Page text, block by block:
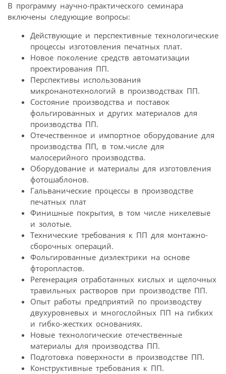
В программу научно-практического семинара
включены следующие вопросы:
Действующие и перспективные технологические
процессы изготовления печатных плат.
Новое поколение средств автоматизации
проектирования ПП.
Перспективы использования
микронанотехнологий в производствах ПП.
Состояние производства и поставок
фольгированных и других материалов для
производства ПП.
Отечественное и импортное оборудование для
производства ПП, в том.числе для
малосерийного производства.
Оборудование и материалы для изготовления
фотошаблонов.
Гальванические процессы в производстве
печатных плат
Финишные покрытия, в том числе никелевые
и золотые.
Технические требования к ПП для монтажно-
сборочных операций.
Фольгированные диэлектрики на основе
фторопластов.
Регенерация отработанных кислых и щелочных
травильных растворов при производстве ПП.
Опыт работы предприятий по производству
двухуровневых и многослойных ПП на гибких
и гибко-жестких основаниях.
Новые технологические отечественные
материалы для производства ПП.
Подготовка поверхности в производстве ПП.
Конструктивные требования к ПП.